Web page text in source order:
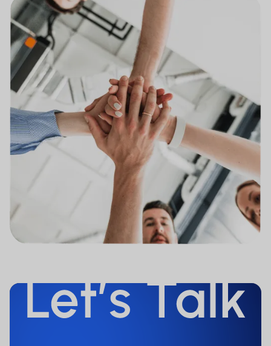
Gesetzen oder Vorschriften steht, noch
werden die entsprechenden
Termsheets, Prospekte oder sonstigen
Informationsunterlagen verteilt.
Personen, für die solche
Einschränkungen gelten, dürfen nicht
auf die Website zugreifen.
Die Nutzer der Website sind selbst dafür
verantwortlich, dass sie rechtlich zum
Zugriff auf die Website berechtigt sind.
Keines der Finanzinstrumente, auf die
auf der Website Bezug genommen
wird, ist oder wird in den Vereinigten
Staaten von Amerika gemäß dem
Securities Act von 1933 in seiner jeweils
gültigen Fassung registriert. Daher ist
Vereinigten Staaten von Amerika
(einschließlich ihrer Territorien und
Kolonien), an Staatsangehörige und